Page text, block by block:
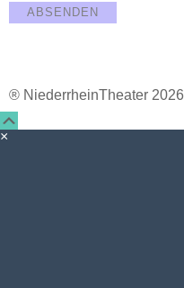
ABSENDEN
® NiederrheinTheater 2026
×